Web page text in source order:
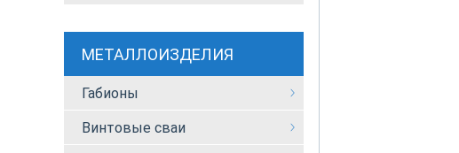
МЕТАЛЛОИЗДЕЛИЯ
Габионы
Винтовые сваи